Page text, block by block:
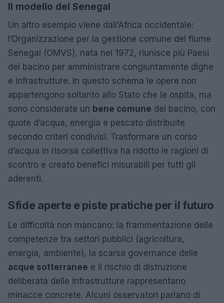
Il modello del Senegal
Un altro esempio viene dall’Africa occidentale:
l’Organizzazione per la gestione comune del fiume
Senegal (OMVS), nata nel 1972, riunisce più Paesi
del bacino per amministrare congiuntamente dighe
e infrastrutture. In questo schema le opere non
appartengono soltanto allo Stato che le ospita, ma
sono considerate un bene comune del bacino, con
quote d’acqua, energia e pescato distribuite
secondo criteri condivisi. Trasformare un corso
d’acqua in risorsa collettiva ha ridotto le ragioni di
scontro e creato benefici misurabili per tutti gli
aderenti.
Sfide aperte e piste pratiche per il futuro
Le difficoltà non mancano: la frammentazione delle
competenze tra settori pubblici (agricoltura,
energia, ambiente), la scarsa governance delle
acque sotterranee e il rischio di distruzione
deliberata delle infrastrutture rappresentano
minacce concrete. Alcuni osservatori parlano di